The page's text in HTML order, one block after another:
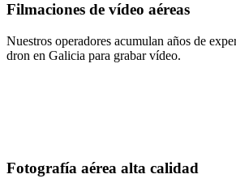
Filmaciones de vídeo aéreas
Nuestros operadores acumulan años de
dron en Galicia para grabar vídeo.
Fotografía aérea alta calidad